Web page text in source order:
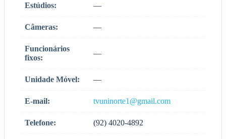
Estúdios: —
Câmeras: —
Funcionários
fixos:
—
Unidade Móvel: —
E-mail: tvuninorte1@gmail.com
Telefone: (92) 4020-4892